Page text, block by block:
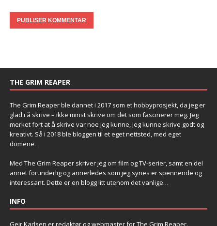
THE GRIM REAPER
The Grim Reaper ble dannet i 2017 som et hobbyprosjekt, da jeg er
glad i å skrive – ikke minst skrive om det som fascinerer meg. Jeg
merket fort at å skrive var noe jeg kunne, jeg kunne skrive godt og
kreativt. Så i 2018 ble bloggen til et eget nettsted, med eget
domene.
Med The Grim Reaper skriver jeg om film og TV-serier, samt en del
annet forunderlig og annerledes som jeg synes er spennende og
interessant. Dette er en blogg litt utenom det vanlige…
INFO